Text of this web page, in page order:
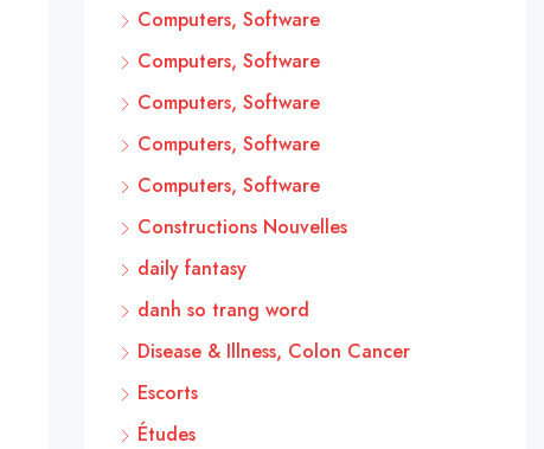
Computers, Software
Computers, Software
Computers, Software
Computers, Software
Computers, Software
Constructions Nouvelles
daily fantasy
danh so trang word
Disease & Illness, Colon Cancer
Escorts
Études